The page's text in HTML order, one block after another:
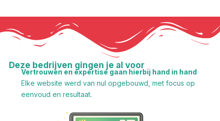
Deze bedrijven gingen je al voor
Vertrouwen en expertise gaan hierbij hand in hand
Elke website werd van nul opgebouwd, met focus op
eenvoud en resultaat.